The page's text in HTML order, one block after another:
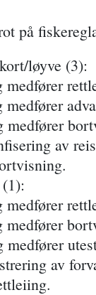
på
løyve (3):
medfører
medfører
medfører
av
medfører
medfører
medfører
av